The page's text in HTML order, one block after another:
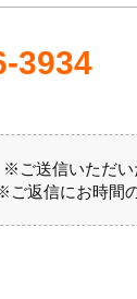
3934
※ご送信いただい
ご返信にお時間